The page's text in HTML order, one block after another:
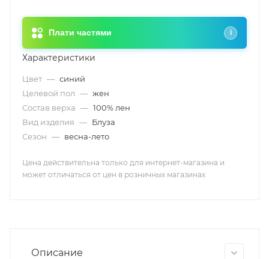
Плати частями i
Характеристики
Цвет — синий
Целевой пол — жен
Состав верха — 100% лен
Вид изделия — Блуза
Сезон — весна-лето
Цена действительна только для интернет-магазина и
может отличаться от цен в розничных магазинах
Описание